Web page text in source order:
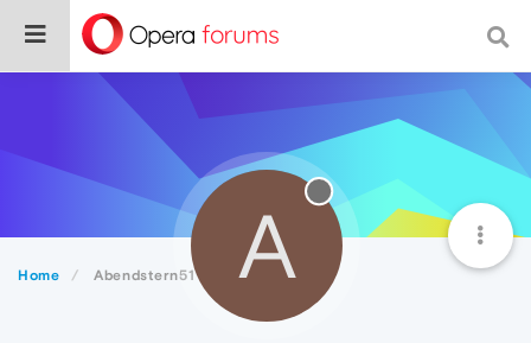
Home Abendstern51 A